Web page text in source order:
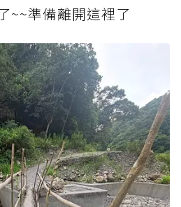
~~準備離開這裡了